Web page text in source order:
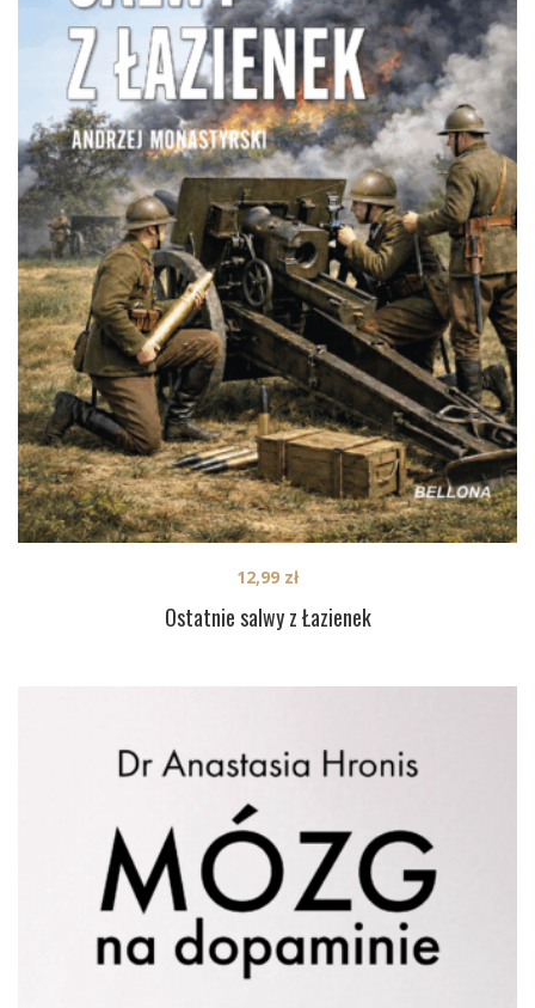
Ostatnie salwy z Łazienek
12,99 zł